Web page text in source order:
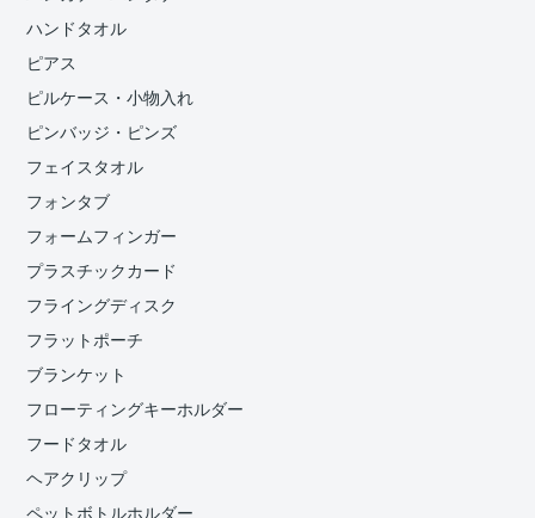
ハンドタオル
ピアス
ピルケース・小物入れ
ピンバッジ・ピンズ
フェイスタオル
フォンタブ
フォームフィンガー
プラスチックカード
フライングディスク
フラットポーチ
ブランケット
フローティングキーホルダー
フードタオル
ヘアクリップ
ペットボトルホルダー